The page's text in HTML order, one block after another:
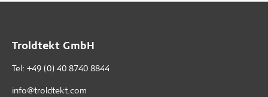
Troldtekt GmbH
Tel: +49 (0) 40 8740 8844
info@troldtekt.com